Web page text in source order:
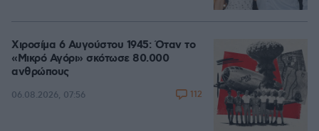
Χιροσίμα 6 Αυγούστου 1945: Όταν το
«Μικρό Αγόρι» σκότωσε 80.000
ανθρώπους
06.08.2026, 07:56 112